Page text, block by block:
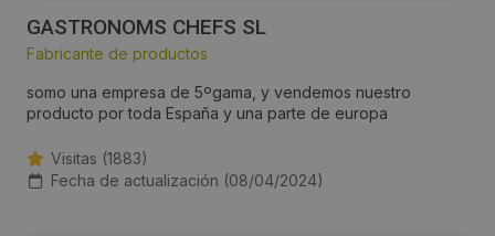
GASTRONOMS CHEFS SL
Fabricante de productos
somo una empresa de 5ºgama, y vendemos nuestro
producto por toda España y una parte de europa
Visitas (1883)
Fecha de actualización (08/04/2024)